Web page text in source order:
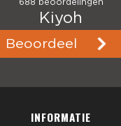
INFORMATIE